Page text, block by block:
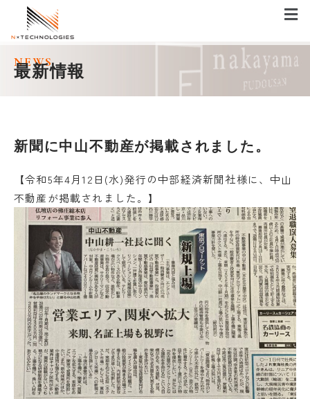
メ
ニ
ー
NEWS
最新情報
新聞に中山不動産が掲載されました。
【令和5年4月12日(水)発行の中部経済新聞社様に、中山
不動産が掲載されました。】